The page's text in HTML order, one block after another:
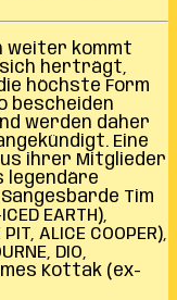
weiter kommt
sich herträgt,
höchste Form
bescheiden
werden daher
Eine
ihrer Mitglieder
legendäre
Tim
EARTH),
ALICE COOPER),
DIO,
Kottak (ex-